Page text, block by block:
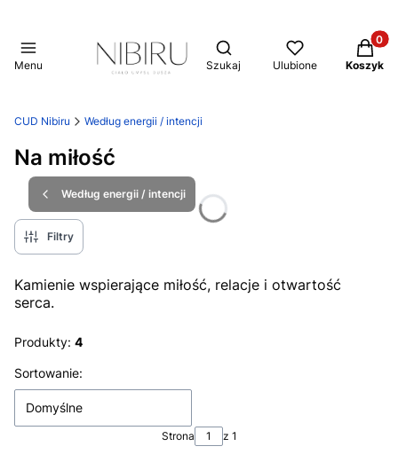
Menu
Otwórz wyszukiwarkę
Szukaj Ulubione Koszyk
CUD Nibiru Według energii / intencji
Na miłość
Według energii / intencji
Filtry
Kamienie wspierające miłość, relacje i otwartość
serca.
Produkty: 4
Lista produktów
Sortowanie:
Domyślne
Strona z 1